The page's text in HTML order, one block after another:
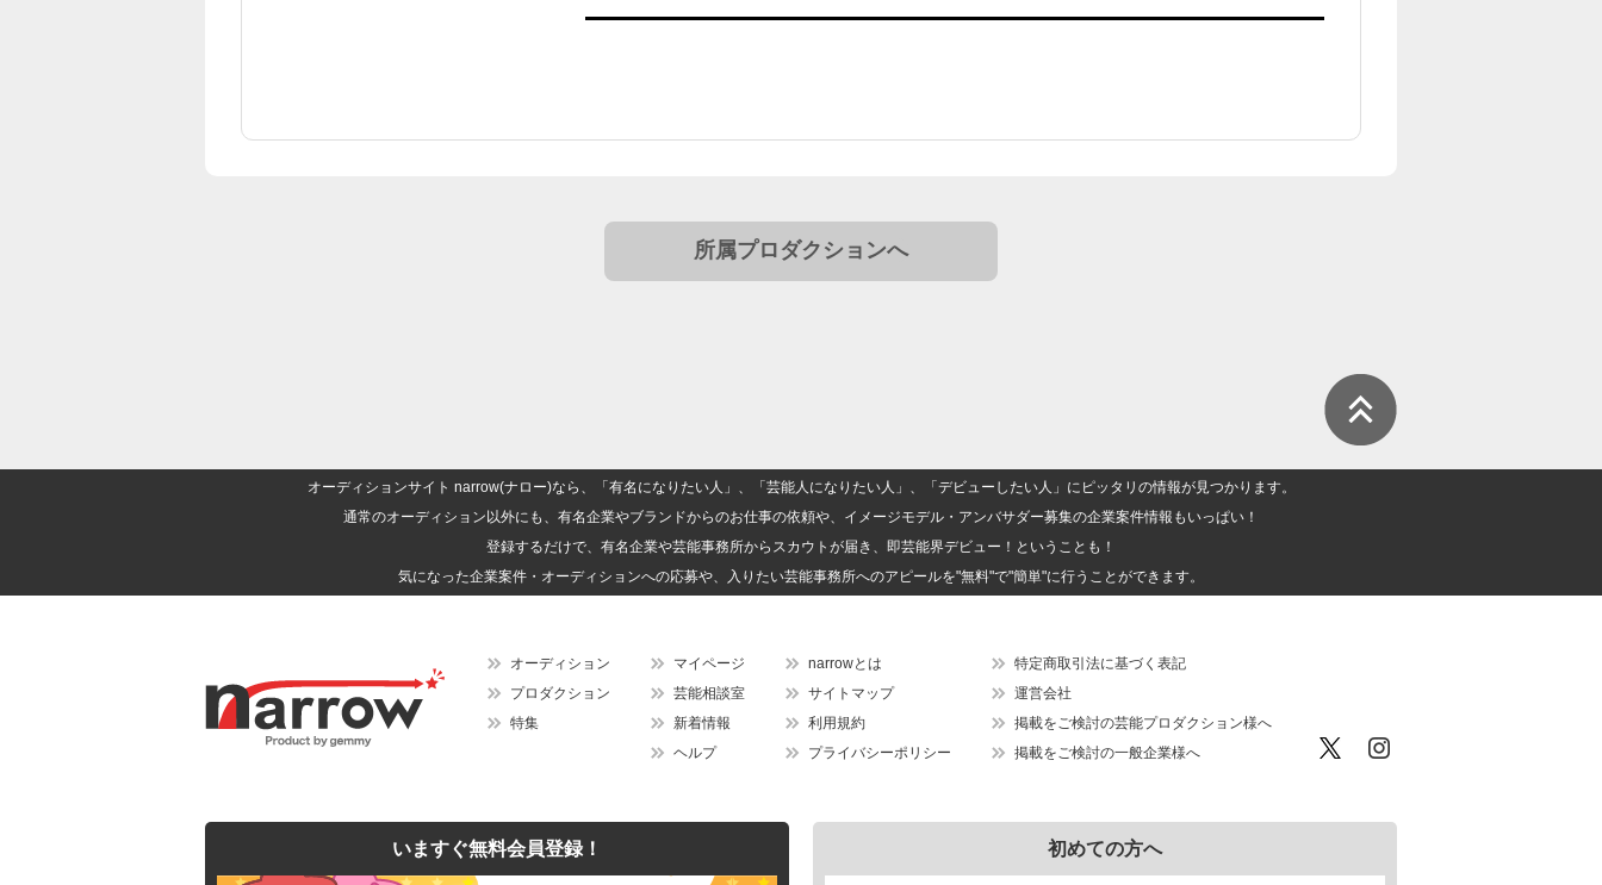
所属プロダクションへ
オーディションサイト narrow(ナロー)なら、「有名になりたい人」、「芸能人になりたい人」、「デビューしたい人」にピッタリの情報が見つかります。
通常のオーディション以外にも、有名企業やブランドからのお仕事の依頼や、イメージモデル・アンバサダー募集の企業案件情報もいっぱい！
登録するだけで、有名企業や芸能事務所からスカウトが届き、即芸能界デビュー！ということも！
気になった企業案件・オーディションへの応募や、入りたい芸能事務所へのアピールを"無料"で"簡単"に行うことができます。
オーディション
プロダクション
特集
マイページ
芸能相談室
新着情報
ヘルプ
narrowとは
サイトマップ
利用規約
プライバシーポリシー
特定商取引法に基づく表記
運営会社
掲載をご検討の芸能プロダクション様へ
掲載をご検討の一般企業様へ
いますぐ無料会員登録！ 初めての方へ